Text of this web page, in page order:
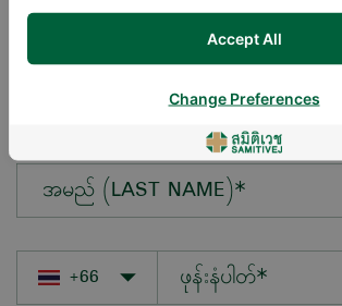
အမည် (FIRST NAME)*
အမည် (LAST NAME)*
Accept All
Change Preferences